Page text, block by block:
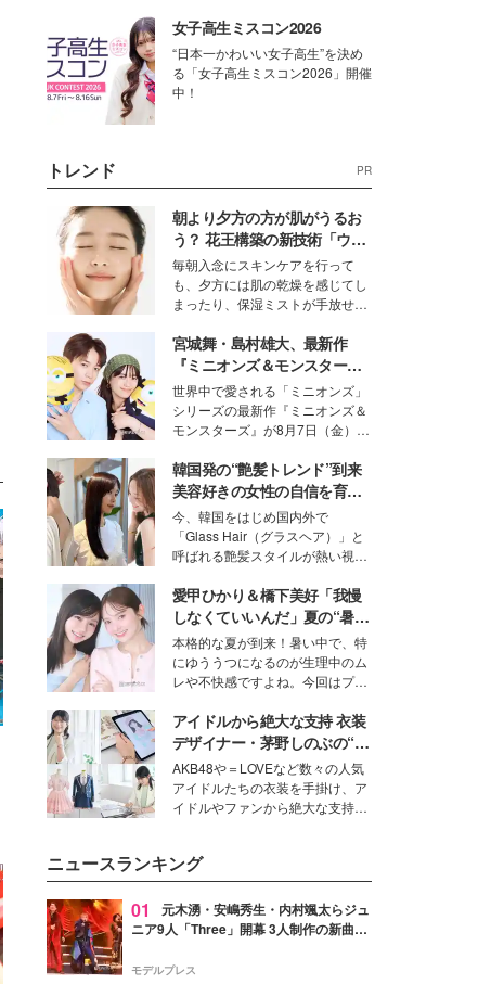
女子高生ミスコン2026
“日本一かわいい女子高生”を決め
る「女子高生ミスコン2026」開催
中！
トレンド PR
朝より夕方の方が肌がうるお
う？ 花王構築の新技術「ウォ
ーターキャプチャリングスキ
ン（捕水肌）」がスキンケア
の常識を変える予感
毎朝入念にスキンケアを行って
も、夕方には肌の乾燥を感じてし
まったり、保湿ミストが手放せな
な美容の常識を大きく変える可能
性を秘めた、革新的な「Water
Capturing Skin（ウォーターキャ
プチャリングスキン：捕水肌）」
技術を、花王が構築した。
宮城舞・島村雄大、最新作
『ミニオンズ＆モンスター
ズ』の魅力熱弁 ハチャメチャ
だけじゃない“友情と絆”に感
動
世界中で愛される「ミニオンズ」
シリーズの最新作『ミニオンズ＆
モンスターズ』が8月7日（金）に
ニオン好き”という共通点を持つモ
デルの宮城舞と島村雄大の特別対
談をお届け！それぞれの視点か
ら、今作ならではの魅力や予想外
の感動をもたらす奥深いストーリ
ーについて熱く語り合ってもらっ
た。
韓国発の“艶髪トレンド”到来
美容好きの女性の自信を育む
「ヘアケア事情」って？
今、韓国をはじめ国内外で
「Glass Hair（グラスヘア）」と
呼ばれる艶髪スタイルが熱い視線
ションの完成度を高めるベースと
して、“髪そのものの美しさ”に改
めて注目する人が増えている様
子。今回は、そんな憧れの艶やか
な髪を日常で叶える、美容好きの
女性たちのヘアケア事情を紹介し
ます。
愛甲ひかり＆橋下美好「我慢
しなくていいんだ」夏の“暑さ
対策”の新しい選択肢とは？
本格的な夏が到来！暑い中で、特
にゆううつになるのが生理中のム
レや不快感ですよね。今回はプラ
モデル・愛甲ひかりさんと橋下美
好さんを迎えて本音で女子会トー
ク。猛暑のお出かけを快適に過ご
すヒントや、2人が感動した夏の
生理の新常識にも迫りました。
アイドルから絶大な支持 衣装
デザイナー・茅野しのぶの“可
愛い”を作る美学＜「シチズン
クロスシー」インタビュー＞
AKB48や＝LOVEなど数々の人気
アイドルたちの衣装を手掛け、ア
イドルやファンから絶大な支持を
ター・茅野しのぶ。一人ひとりの
個性に寄り添い、魅力を引き出す
衣装作りは、多くの女性たちに勇
気と自信を与え続けている。
ニュースランキング
01
元木湧・安嶋秀生・内村颯太らジュ
ニア9人「Three」開幕 3人制作の新曲＆
進んで夢を掴みたい」【ゲネプロレポ】
モデルプレス